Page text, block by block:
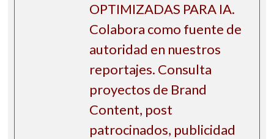
OPTIMIZADAS PARA IA.
Colabora como fuente de
autoridad en nuestros
reportajes. Consulta
proyectos de Brand
Content, post
patrocinados, publicidad